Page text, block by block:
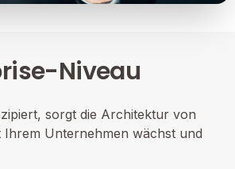
Niveau
sorgt die Architektur von
Unternehmen wächst und